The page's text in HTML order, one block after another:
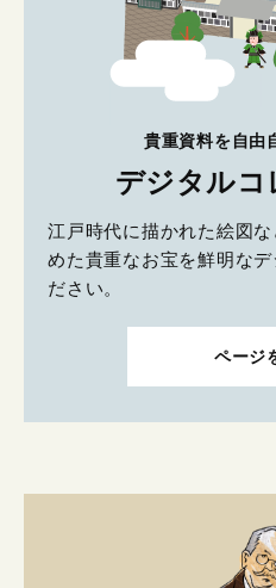
貴重資料を自由
デジタルコ
江戸時代に描かれた絵図
めた貴重なお宝を鮮明な
ださい。
ページ